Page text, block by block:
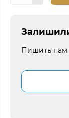
Пишить нам